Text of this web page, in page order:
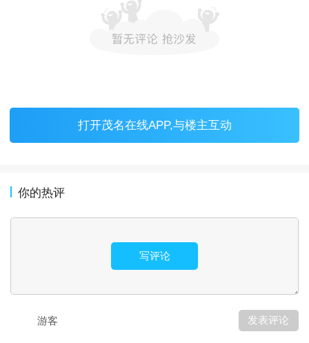
打开茂名在线APP,与楼主互动
你的热评
写评论
游客 发表评论